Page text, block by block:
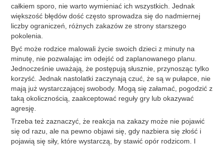
całkiem sporo, nie warto wymieniać ich wszystkich. Jednak
większość błędów dość często sprowadza się do nadmiernej
liczby ograniczeń, różnych zakazów ze strony starszego
pokolenia.
Być może rodzice malowali życie swoich dzieci z minuty na
minutę, nie pozwalając im odejść od zaplanowanego planu.
Jednocześnie uważają, że postępują słusznie, przynosząc tylko
korzyść. Jednak nastolatki zaczynają czuć, że są w pułapce, nie
mają już wystarczającej swobody. Mogą się załamać, pogodzić z
taką okolicznością, zaakceptować reguły gry lub okazywać
agresję.
Trzeba też zaznaczyć, że reakcja na zakazy może nie pojawić
się od razu, ale na pewno objawi się, gdy nazbiera się złość i
pojawią się siły, które wystarczą, by stawić opór rodzicom. I